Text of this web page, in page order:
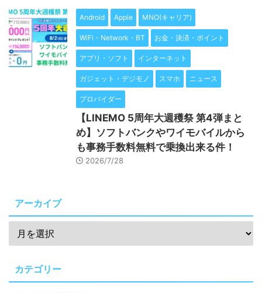
Android Apple MNO(キャリア)
WiFi・Network・BT お金・決済・ポイント
アプリ・ソフト インターネット
ガジェット・デジモノ スマホ ニュース
プロバイダー
【LINEMO 5周年大週穫祭 第4弾まと
め】ソフトバンクやワイモバイルから
も事務手数料無料で乗換出来る件！
2026/7/28
アーカイブ
カテゴリー